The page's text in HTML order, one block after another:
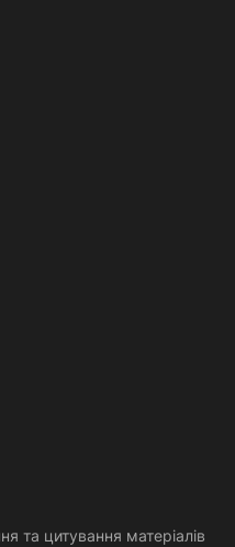
та цитування матеріалів